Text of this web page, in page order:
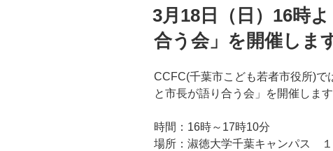
日:
3月18日（日）16時
合う会」を開催しま
CCFC(千葉市こども若者市役所)
と市長が語り合う会」を開催します
時間：16時～17時10分
場所： 淑徳大学千葉キャンパス